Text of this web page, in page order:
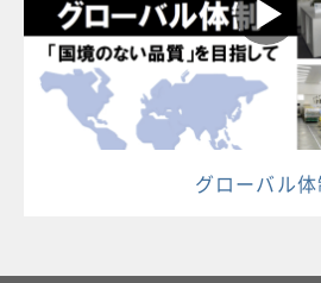
グローバル体